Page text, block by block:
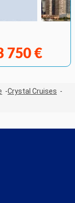
750 €
Crystal Cruises